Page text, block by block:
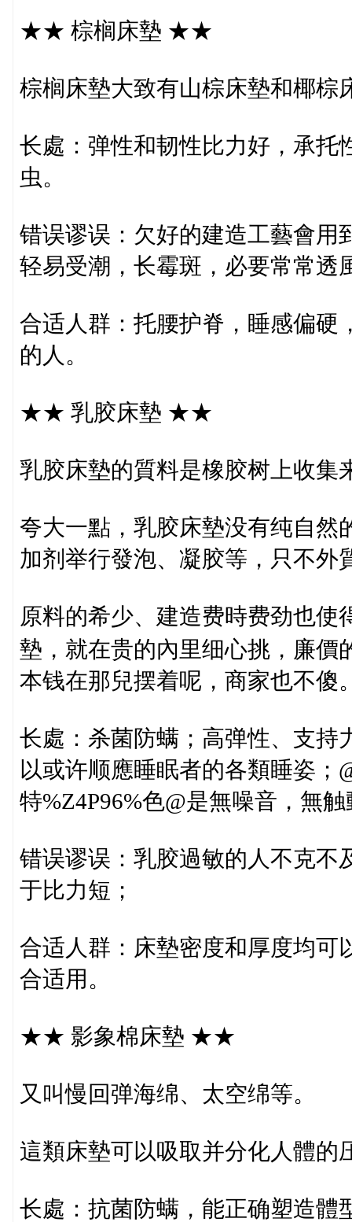
★★ 棕榈床墊 ★★
棕榈床墊大致有山棕床墊和椰棕
长處：弹性和韧性比力好，承托
虫。
错误谬误：欠好的建造工藝會用
轻易受潮，长霉斑，必要常常透
合适人群：托腰护脊，睡感偏硬
的人。
★★ 乳胶床墊 ★★
乳胶床墊的質料是橡胶树上收集
夸大一點，乳胶床墊没有纯自然
加剂举行發泡、凝胶等，只不外
原料的希少、建造费時费劲也使
墊，就在贵的內里细心挑，廉價
本钱在那兒摆着呢，商家也不傻
长處：杀菌防螨；高弹性、支持
以或许顺應睡眠者的各類睡姿；
特%Z4P96%色@是無噪音，無
错误谬误：乳胶過敏的人不克不
于比力短；
合适人群：床墊密度和厚度均可
合适用。
★★ 影象棉床墊 ★★
又叫慢回弹海绵、太空绵等。
這類床墊可以吸取并分化人體的
长處：抗菌防螨，能正确塑造體